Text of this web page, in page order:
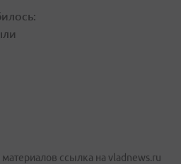
ссылка на vladnews.ru